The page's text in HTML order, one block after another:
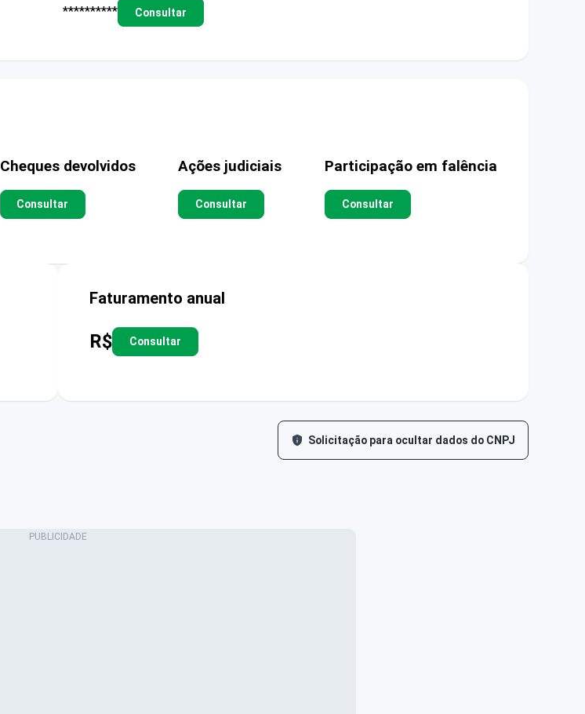
**********
Consultar
Cheques devolvidos
Consultar
Ações judiciais
Consultar
Participação em falência
Consultar
Faturamento anual
R$ Consultar
Solicitação para ocultar dados do CNPJ